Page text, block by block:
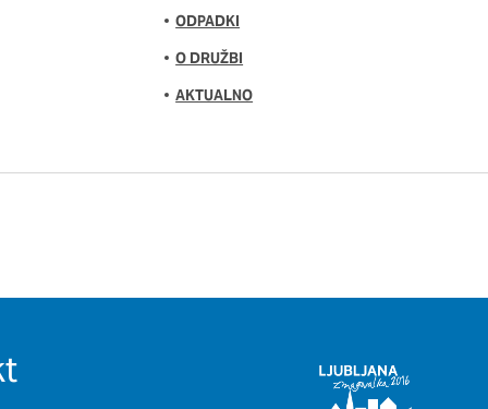
ODPADKI
O DRUŽBI
AKTUALNO